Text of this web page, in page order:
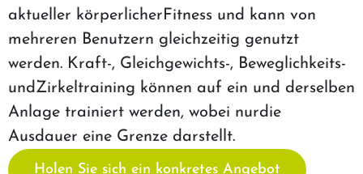
aktueller körperlicherFitness und kann von
mehreren Benutzern gleichzeitig genutzt
werden. Kraft-, Gleichgewichts-, Beweglichkeits-
undZirkeltraining können auf ein und derselben
Anlage trainiert werden, wobei nurdie
Ausdauer eine Grenze darstellt.
Holen Sie sich ein konkretes Angebot